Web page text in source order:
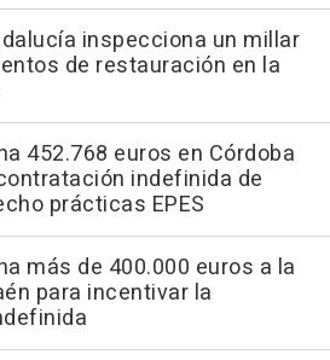
inspecciona un millar
de restauración en la
452.768 euros en Córdoba
indefinida de
prácticas EPES
más de 400.000 euros a la
para incentivar la